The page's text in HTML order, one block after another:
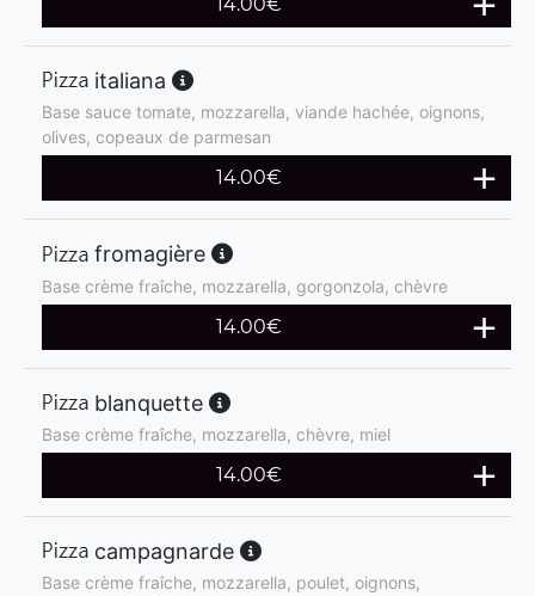
14.00€
italiana
Base sauce tomate, mozzarella, viande hachée, oignons,
olives, copeaux de parmesan
14.00€
fromagière
Base crème fraîche, mozzarella, gorgonzola, chèvre
14.00€
blanquette
Base crème fraîche, mozzarella, chèvre, miel
14.00€
campagnarde
Base crème fraîche, mozzarella, poulet, oignons,